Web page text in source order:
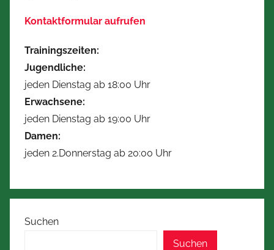
Kontaktformular aufrufen
Trainingszeiten:
Jugendliche:
jeden Dienstag ab 18:00 Uhr
Erwachsene:
jeden Dienstag ab 19:00 Uhr
Damen:
jeden 2.Donnerstag ab 20:00 Uhr
Suchen
Suchen